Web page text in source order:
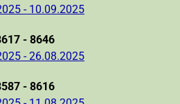
- 10.09.2025
- 8646
- 26.08.2025
- 8616